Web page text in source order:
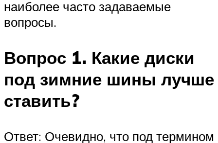
наиболее часто задаваемые
вопросы.
Вопрос 1. Какие диски
под зимние шины лучше
ставить?
Ответ: Очевидно, что под термином